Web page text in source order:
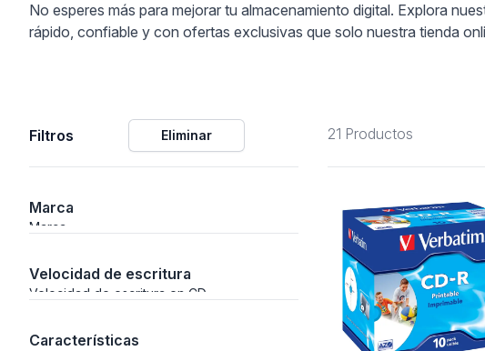
No esperes más para mejorar tu almacenamiento digital. Explora
rápido, confiable y con ofertas exclusivas que solo nuestra tienda
Filtros Eliminar
Marca
Marca
Velocidad de escritura
Velocidad de escritura en CD
Características
21 Productos